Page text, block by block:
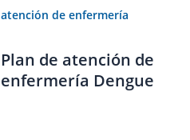
atención de enfermería
Plan de atención de
enfermería Dengue